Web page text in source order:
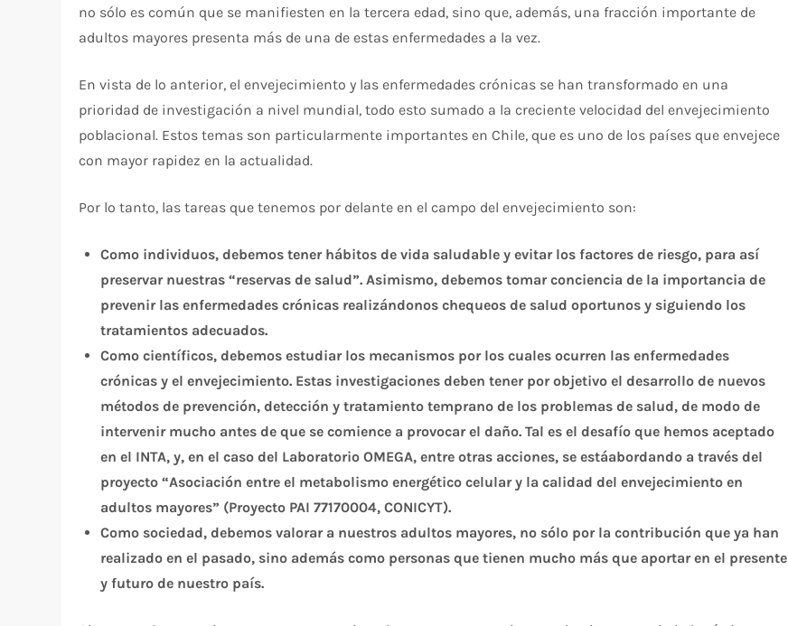
no sólo es común que se manifiesten en la tercera edad, sino que, además, una fracción importante de
adultos mayores presenta más de una de estas enfermedades a la vez.
En vista de lo anterior, el envejecimiento y las enfermedades crónicas se han transformado en una
prioridad de investigación a nivel mundial, todo esto sumado a la creciente velocidad del envejecimiento
poblacional. Estos temas son particularmente importantes en Chile, que es uno de los países que envejece
con mayor rapidez en la actualidad.
Por lo tanto, las tareas que tenemos por delante en el campo del envejecimiento son:
Como individuos, debemos tener hábitos de vida saludable y evitar los factores de riesgo, para así
preservar nuestras “reservas de salud”. Asimismo, debemos tomar conciencia de la importancia de
prevenir las enfermedades crónicas realizándonos chequeos de salud oportunos y siguiendo los
tratamientos adecuados.
Como científicos, debemos estudiar los mecanismos por los cuales ocurren las enfermedades
crónicas y el envejecimiento. Estas investigaciones deben tener por objetivo el desarrollo de nuevos
métodos de prevención, detección y tratamiento temprano de los problemas de salud, de modo de
intervenir mucho antes de que se comience a provocar el daño. Tal es el desafío que hemos aceptado
en el INTA, y, en el caso del Laboratorio OMEGA, entre otras acciones, se estáabordando a través del
proyecto “Asociación entre el metabolismo energético celular y la calidad del envejecimiento en
adultos mayores” (Proyecto PAI 77170004, CONICYT).
Como sociedad, debemos valorar a nuestros adultos mayores, no sólo por la contribución que ya han
realizado en el pasado, sino además como personas que tienen mucho más que aportar en el presente
y futuro de nuestro país.